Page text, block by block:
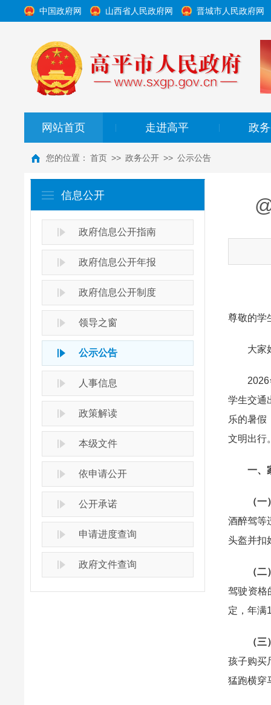
中国政府网 山西省人民政府网 晋城市人民政府网
网站首页 走进高平 政
您的位置： 首页 >> 政务公开 >> 公示公告
信息公开
政府信息公开指南
政府信息公开年报
政府信息公开制度
领导之窗
公示公告
人事信息
政策解读
本级文件
依申请公开
公开承诺
申请进度查询
政府文件查询
尊敬的学
大家
2026年
学生交通
乐的暑假
文明出行
一、
（
酒醉驾等
头盔并扣
（二
驾驶资格
定，年满
（
孩子购买
猛跑横穿